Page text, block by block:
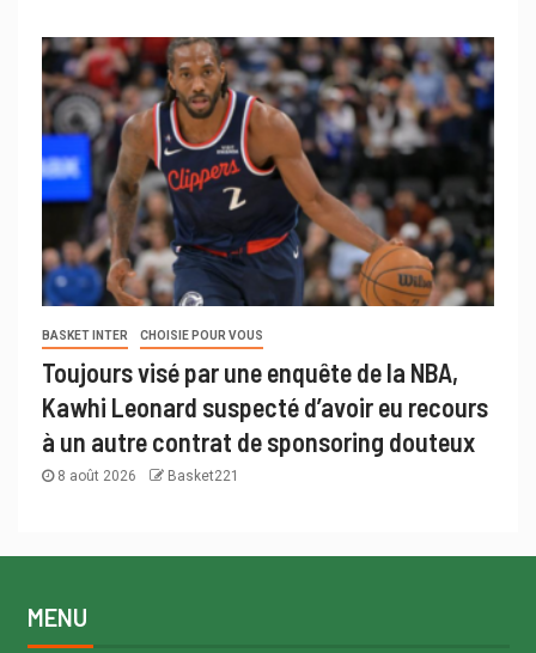
BASKET INTER CHOISIE POUR VOUS
Toujours visé par une enquête de la NBA,
Kawhi Leonard suspecté d’avoir eu recours
à un autre contrat de sponsoring douteux
8 août 2026 Basket221
MENU